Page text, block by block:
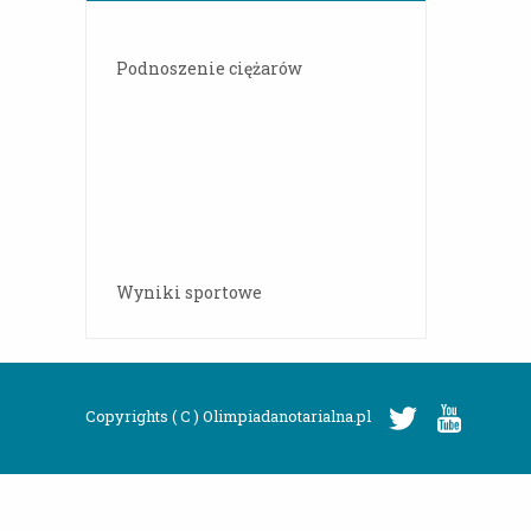
Podnoszenie ciężarów
Wyniki sportowe
Copyrights ( C ) Olimpiadanotarialna.pl